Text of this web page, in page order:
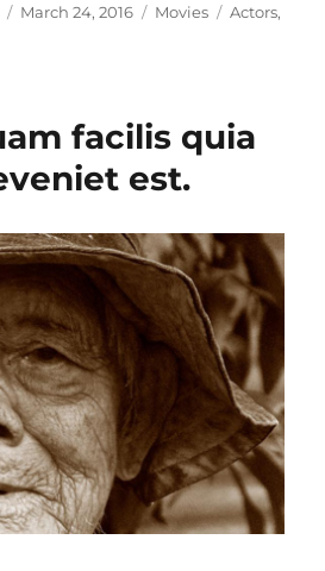
Posted
March 24, 2016 Categories
Movies Tags
Actors,
facilis quia
est.